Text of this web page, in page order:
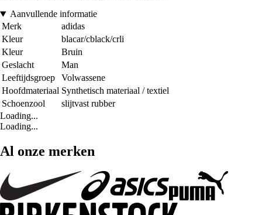
Aanvullende informatie
Merk
adidas
Kleur
blacar/cblack/crli
Kleur
Bruin
Geslacht
Man
Leeftijdsgroep
Volwassene
Hoofdmateriaal Synthetisch materiaal / textiel
Schoenzool
slijtvast rubber
Loading...
Loading...
Al onze merken